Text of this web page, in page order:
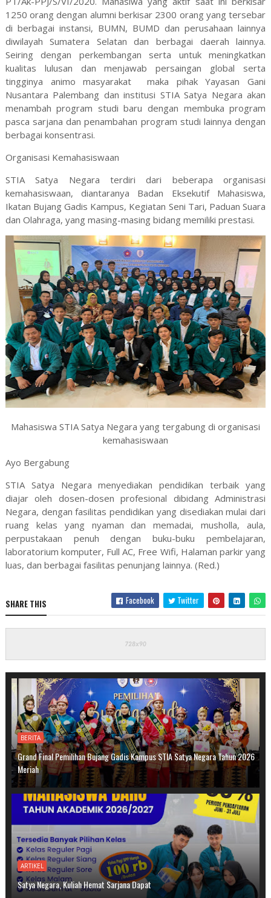
1250 orang dengan alumni berkisar 2300 orang yang tersebar
di berbagai instansi, BUMN, BUMD dan perusahaan lainnya
diwilayah Sumatera Selatan dan berbagai daerah lainnya.
Seiring dengan perkembangan serta untuk meningkatkan
kualitas lulusan dan menjawab persaingan global serta
tingginya animo masyarakat maka pihak Yayasan Gani
Nusantara Palembang dan institusi STIA Satya Negara akan
menambah program studi baru dengan membuka program
pasca sarjana dan penambahan program studi lainnya dengan
berbagai konsentrasi.
Organisasi Kemahasiswaan
STIA Satya Negara terdiri dari beberapa organisasi
kemahasiswaan, diantaranya Badan Eksekutif Mahasiswa,
Ikatan Bujang Gadis Kampus, Kegiatan Seni Tari, Paduan Suara
dan Olahraga, yang masing-masing bidang memiliki prestasi.
Mahasiswa STIA Satya Negara yang tergabung di organisasi
kemahasiswaan
Ayo Bergabung
STIA Satya Negara menyediakan pendidikan terbaik yang
diajar oleh dosen-dosen profesional dibidang Administrasi
Negara, dengan fasilitas pendidikan yang disediakan mulai dari
ruang kelas yang nyaman dan memadai, musholla, aula,
perpustakaan penuh dengan buku-buku pembelajaran,
laboratorium komputer, Full AC, Free Wifi, Halaman parkir yang
luas, dan berbagai fasilitas penunjang lainnya. (Red.)
SHARE THIS Facebook Twitter
BERITA
Grand Final Pemilihan Bujang Gadis Kampus STIA Satya Negara Tahun 2026
Meriah
ARTIKEL
Satya Negara, Kuliah Hemat Sarjana Dapat